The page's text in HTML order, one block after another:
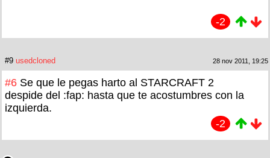
-2
#9 usedcloned 28 nov 2011, 19:25
#6 Se que le pegas harto al STARCRAFT 2
despide del :fap: hasta que te acostumbres con la
izquierda.
-2